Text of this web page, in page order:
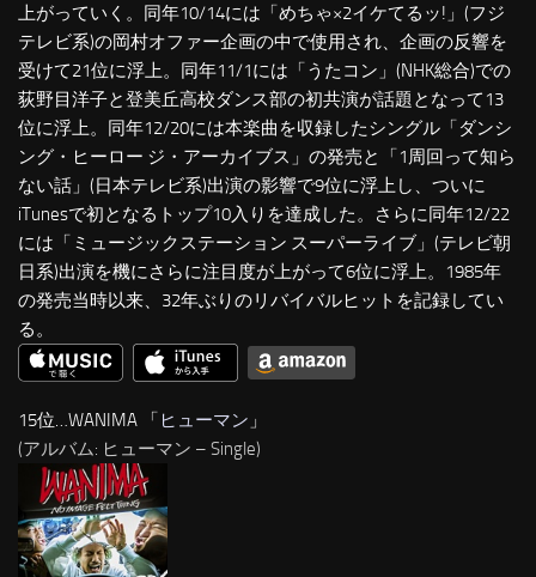
上がっていく。同年10/14には「めちゃ×2イケてるッ!」(フジ
テレビ系)の岡村オファー企画の中で使用され、企画の反響を
受けて21位に浮上。同年11/1には「うたコン」(NHK総合)での
荻野目洋子と登美丘高校ダンス部の初共演が話題となって13
位に浮上。同年12/20には本楽曲を収録したシングル「ダンシ
ング・ヒーロー ジ・アーカイブス」の発売と「1周回って知ら
ない話」(日本テレビ系)出演の影響で9位に浮上し、ついに
iTunesで初となるトップ10入りを達成した。さらに同年12/22
には「ミュージックステーション スーパーライブ」(テレビ朝
日系)出演を機にさらに注目度が上がって6位に浮上。1985年
の発売当時以来、32年ぶりのリバイバルヒットを記録してい
る。
15位…WANIMA 「 ヒューマン 」
(アルバム: ヒューマン – Single)